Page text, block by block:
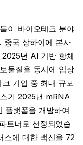
이 바이오테크 분야
중국 상하이에 본사
년 AI 기반 항체
물질을 동시에 임상
기업 중 최대 규모
가 2025년 mRNA
플랫폼을 개발하여
트너로 선정되었습
스에 대한 백신을 72